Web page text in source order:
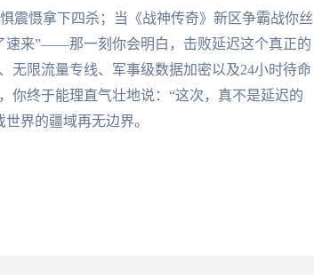
震慑拿下四杀；当《战神传奇》新区争霸战你丝
速来”——那一刻你会明白，击败延迟这个真正的
无限流量专线、军事级数据加密以及24小时待命
你终于能理直气壮地说：“这次，真不是延迟的
界的疆域再无边界。